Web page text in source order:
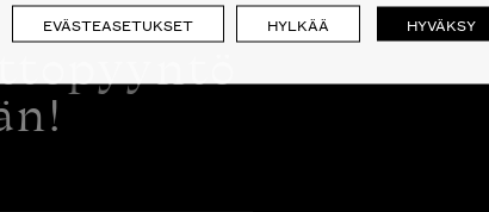
EVÄSTEASETUKSET HYLKÄÄ HYVÄKSY